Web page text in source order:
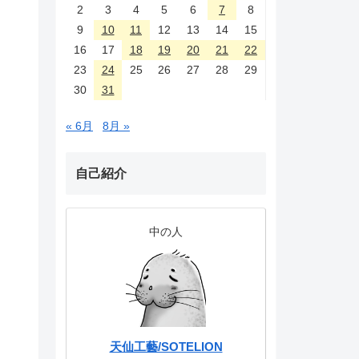
2
3 4 5 6 7
8
9
10 11 12 13 14
15
16
17 18 19 20 21
22
23
24 25 26 27 28
29
30
31
« 6月 8月 »
自己紹介
中の人
天仙工藝/SOTELION